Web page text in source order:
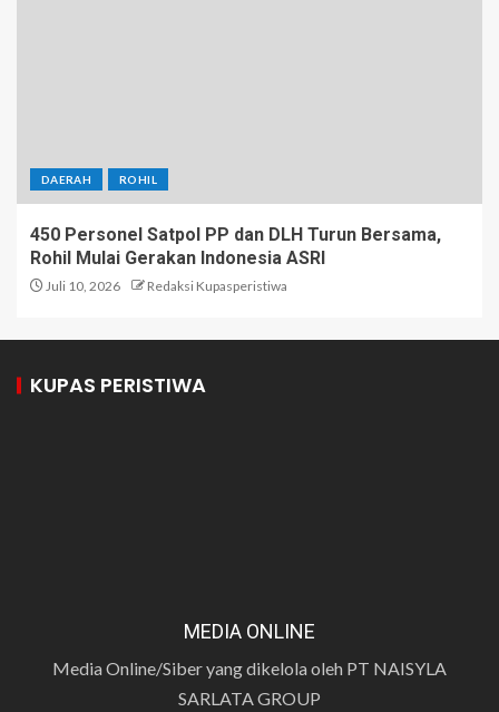
DAERAH ROHIL
450 Personel Satpol PP dan DLH Turun Bersama,
Rohil Mulai Gerakan Indonesia ASRI
Juli 10, 2026 Redaksi Kupasperistiwa
KUPAS PERISTIWA
MEDIA ONLINE
Media Online/Siber yang dikelola oleh PT NAISYLA
SARLATA GROUP